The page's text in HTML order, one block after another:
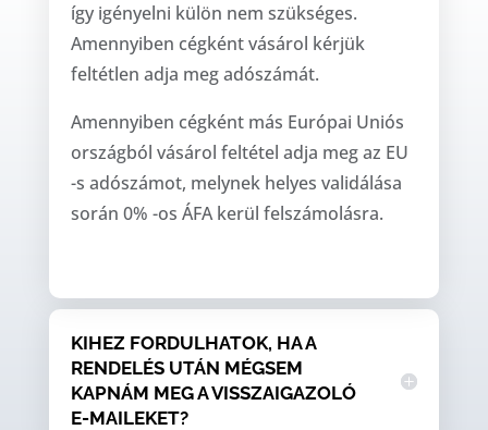
így igényelni külön nem szükséges.
Amennyiben cégként vásárol kérjük
feltétlen adja meg adószámát.
Amennyiben cégként más Európai Uniós
országból vásárol feltétel adja meg az EU
-s adószámot, melynek helyes validálása
során 0% -os ÁFA kerül felszámolásra.
KIHEZ FORDULHATOK, HA A
RENDELÉS UTÁN MÉGSEM
KAPNÁM MEG A VISSZAIGAZOLÓ
E-MAILEKET?